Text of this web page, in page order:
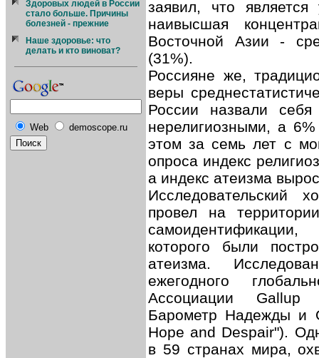
Здоровых людей в России
стало больше. Причины
болезней - прежние
Наше здоровье: что
делать и кто виноват?
Web demoscope.ru
заявил, что
наивысшая
Восточной Азии -
(31%).
Россияне же,
веры
России назвали
нерелигиозными, а
этом за семь лет с
опроса индекс
а индекс атеизма
Исследовательский
провел на
которого были
атеизма.
ежегодного
Ассоциации Gallup
Барометр Надежды и
Hope and Despair").
в 59 странах мира,